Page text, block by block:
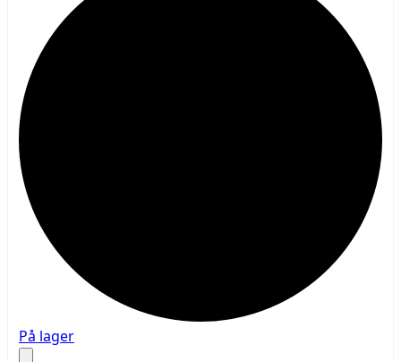
På lager